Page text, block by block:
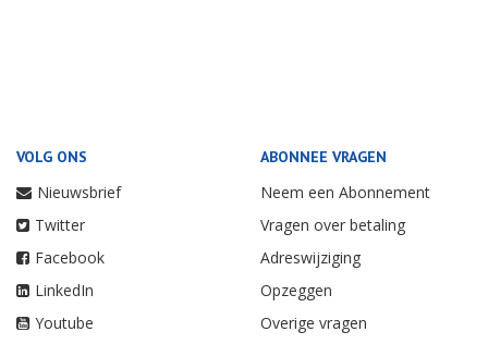
VOLG ONS
Nieuwsbrief
Twitter
Facebook
LinkedIn
Youtube
ABONNEE VRAGEN
Neem een Abonnement
Vragen over betaling
Adreswijziging
Opzeggen
Overige vragen